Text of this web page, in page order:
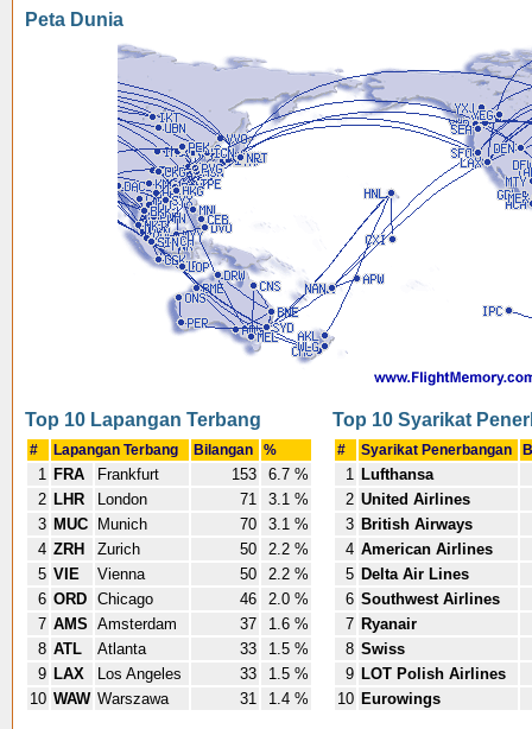
Peta Dunia
Top 10 Lapangan Terbang
# Lapangan Terbang Bilangan %
1 FRA Frankfurt 153
6.7 %
2 LHR London 71
3.1 %
3 MUC Munich 70
3.1 %
4 ZRH Zurich 50
2.2 %
5 VIE Vienna 50
2.2 %
6 ORD Chicago 46
2.0 %
7 AMS Amsterdam 37
1.6 %
8 ATL Atlanta 33
1.5 %
9 LAX Los Angeles 33
1.5 %
10 WAW Warszawa 31 1.4 %
Top 10 Syarikat
# Syarikat Penerbangan
1 Lufthansa
2 United Airlines
3 British Airways
4 American Airlines
5 Delta Air Lines
6 Southwest Airlines
7 Ryanair
8 Swiss
9 LOT Polish Airlines
10 Eurowings